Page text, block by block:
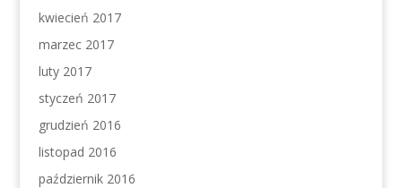
kwiecień 2017
marzec 2017
luty 2017
styczeń 2017
grudzień 2016
listopad 2016
październik 2016